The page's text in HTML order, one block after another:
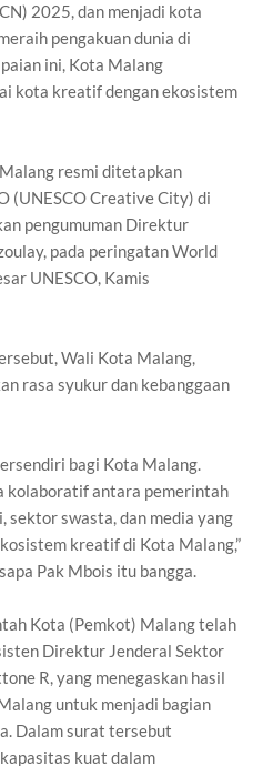
2025, dan menjadi kota
pengakuan dunia di
ini, Kota Malang
kota kreatif dengan ekosistem
resmi ditetapkan
(UNESCO Creative City) di
pengumuman Direktur
pada peringatan World
UNESCO, Kamis
Wali Kota Malang,
rasa syukur dan kebanggaan
bagi Kota Malang.
kolaboratif antara pemerintah
sektor swasta, dan media yang
kreatif di Kota Malang,”
Pak Mbois itu bangga.
Kota (Pemkot) Malang telah
Direktur Jenderal Sektor
R, yang menegaskan hasil
untuk menjadi bagian
Dalam surat tersebut
kuat dalam